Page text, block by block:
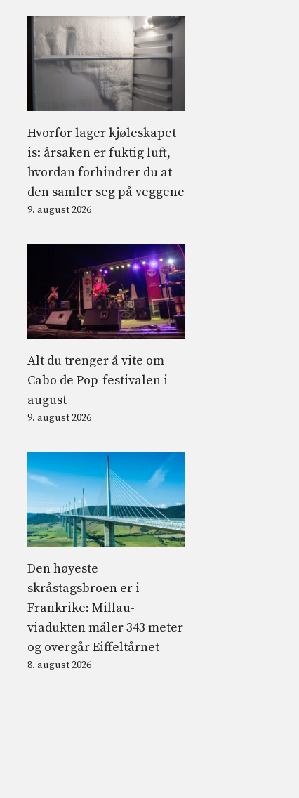
Hvorfor lager kjøleskapet
is: årsaken er fuktig luft,
hvordan forhindrer du at
den samler seg på veggene
9. august 2026
Alt du trenger å vite om
Cabo de Pop-festivalen i
august
9. august 2026
Den høyeste
skråstagsbroen er i
Frankrike: Millau-
viadukten måler 343 meter
og overgår Eiffeltårnet
8. august 2026